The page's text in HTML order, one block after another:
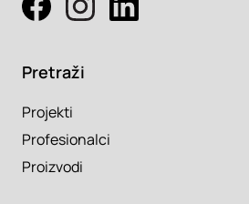
Pretraži
Projekti
Profesionalci
Proizvodi